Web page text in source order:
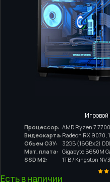
Процессор: AMD Ryzen 7 7700
Видеокарта: Radeon RX 9070,
Обьем ОЗУ:
32GB (16GBx2)
Мат. плата:
Gigabyte B650M
SSD M2:
1TB / Kingston NV3
Есть в наличии